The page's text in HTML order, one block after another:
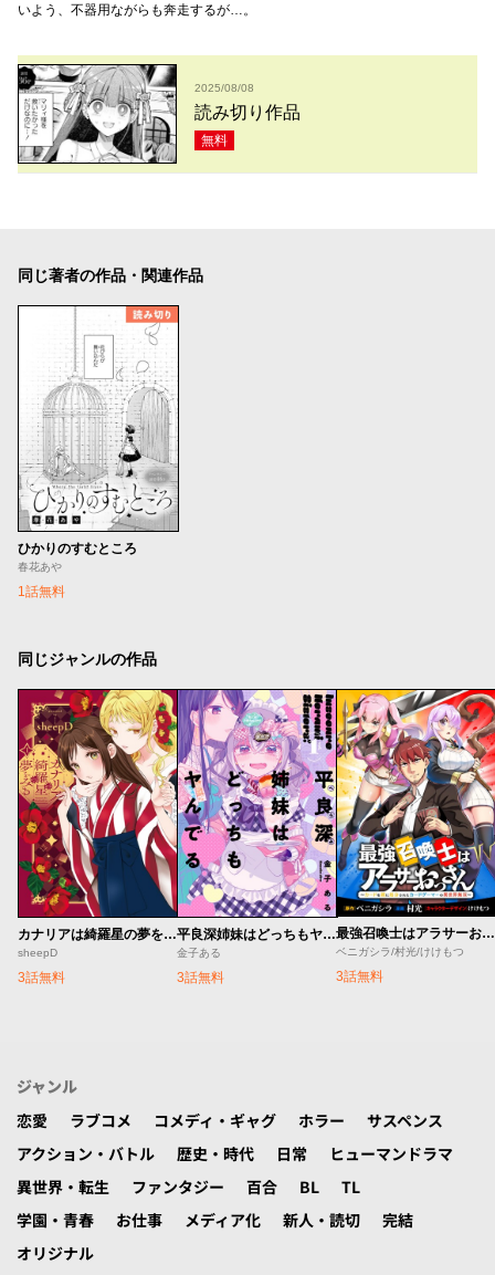
いよう、不器用ながらも奔走するが…。
2025/08/08
読み切り作品
無料
同じ著者の作品・関連作品
ひかりのすむところ
春花あや
1話無料
同じジャンルの作品
カナリアは綺羅星の夢をみる
sheepD
3話無料
平良深姉妹はどっちもヤんでる
金子ある
3話無料
最強召喚士はアラサーおっさん 〜カードを親に処分されたカードゲーマーの異世界無双〜
ベニガシラ/村光/けけもつ
3話無料
ジャンル
恋愛
ラブコメ コメディ・ギャグ ホラー
サスペンス
アクション・バトル
歴史・時代 日常
ヒューマンドラマ
異世界・転生
ファンタジー 百合 BL
TL
学園・青春
お仕事 メディア化 新人・読切
完結
オリジナル